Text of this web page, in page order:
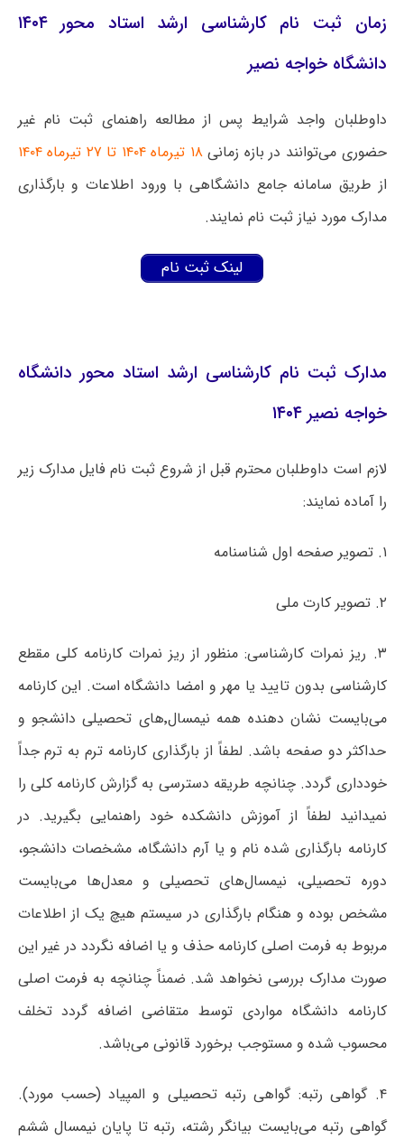
زمان ثبت نام کارشناسی ارشد استاد محور ۱۴۰۴
دانشگاه خواجه نصیر
داوطلبان واجد شرایط پس از مطالعه راهنمای ثبت نام غیر
حضوری می‌توانند در بازه زمانی۱۸ تیرماه ۱۴۰۴ تا ۲۷ تیرماه ۱۴۰۴
از طریق سامانه جامع دانشگاهی با ورود اطلاعات و بارگذاری
مدارک مورد نیاز ثبت نام نمایند.
لینک ثبت نام
مدارک ثبت نام کارشناسی ارشد استاد محور دانشگاه
خواجه نصیر ۱۴۰۴
لازم است داوطلبان محترم قبل از شروع ثبت نام فایل مدارک زیر
را آماده نمایند:
۱. تصویر صفحه اول شناسنامه
۲. تصویر کارت ملی
۳. ریز نمرات کارشناسی: منظور از ریز نمرات کارنامه کلی مقطع
کارشناسی بدون تایید یا مهر و امضا دانشگاه است. این کارنامه
می‌بایست نشان دهنده همه نیمسال٬های تحصیلی دانشجو و
حداکثر دو صفحه باشد. لطفاً از بارگذاری کارنامه ترم به ترم جداً
خودداری گردد. چنانچه طریقه دسترسی به گزارش کارنامه کلی را
نمیدانید لطفاً از آموزش دانشکده خود راهنمایی بگیرید. در
کارنامه بارگذاری شده نام و یا آرم دانشگاه، مشخصات دانشجو،
دوره تحصیلی، نیمسال‌های تحصیلی و معدل‌ها می‌بایست
مشخص بوده و هنگام بارگذاری در سیستم هیچ یک از اطلاعات
مربوط به فرمت اصلی کارنامه حذف و یا اضافه نگردد در غیر این
صورت مدارک بررسی نخواهد شد. ضمناً چنانچه به فرمت اصلی
کارنامه دانشگاه مواردی توسط متقاضی اضافه گردد تخلف
محسوب شده و مستوجب برخورد قانونی می‌باشد.
۴. گواهی رتبه: گواهی رتبه تحصیلی و المپیاد (حسب مورد).
گواهی رتبه می‌بایست بیانگر رشته، رتبه تا پایان نیمسال ششم